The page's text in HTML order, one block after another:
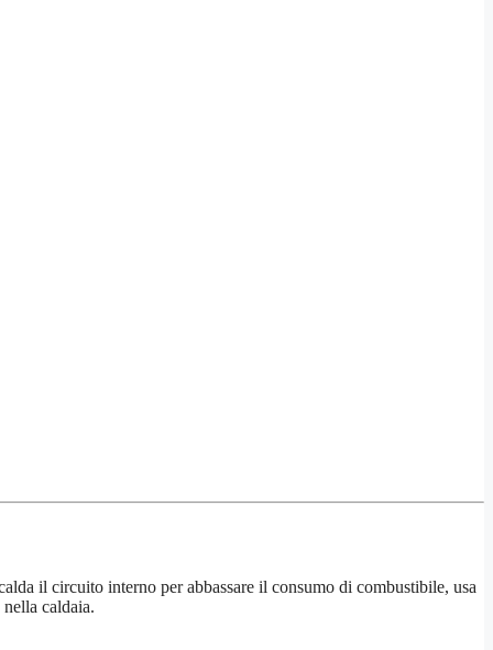
il circuito interno per abbassare il consumo di combustibile, usa
caldaia.